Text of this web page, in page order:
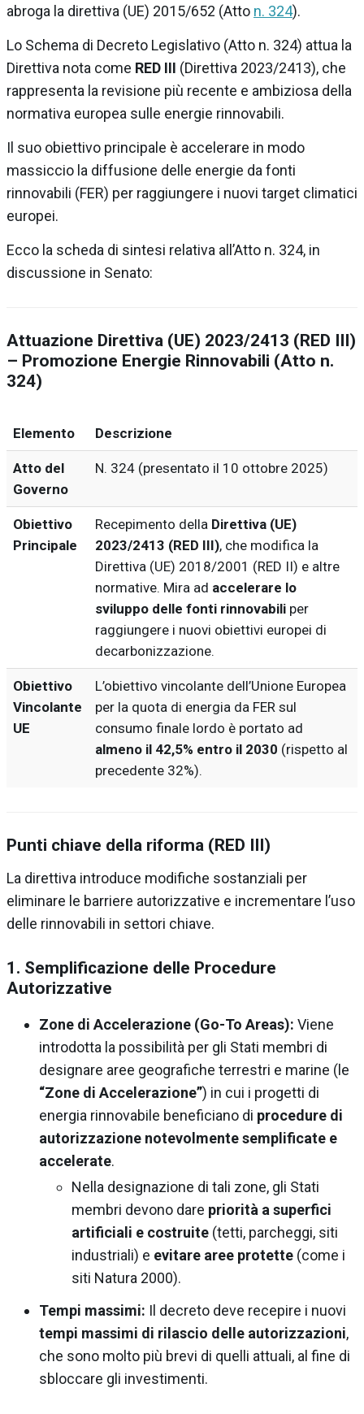
abroga la direttiva (UE) 2015/652 (Atto n. 324).
Lo Schema di Decreto Legislativo (Atto n. 324) attua la
Direttiva nota come RED III (Direttiva 2023/2413), che
rappresenta la revisione più recente e ambiziosa della
normativa europea sulle energie rinnovabili.
Il suo obiettivo principale è accelerare in modo
massiccio la diffusione delle energie da fonti
rinnovabili (FER) per raggiungere i nuovi target climatici
europei.
Ecco la scheda di sintesi relativa all’Atto n. 324, in
discussione in Senato:
Attuazione Direttiva (UE) 2023/2413 (RED III)
– Promozione Energie Rinnovabili (Atto n.
324)
Elemento Descrizione
Atto del
Governo
N. 324 (presentato il 10 ottobre 2025)
Obiettivo
Principale
Recepimento della Direttiva (UE)
2023/2413 (RED III), che modifica la
Direttiva (UE) 2018/2001 (RED II) e altre
normative. Mira ad accelerare lo
sviluppo delle fonti rinnovabili per
raggiungere i nuovi obiettivi europei di
decarbonizzazione.
Obiettivo
Vincolante
UE
L’obiettivo vincolante dell’Unione Europea
per la quota di energia da FER sul
consumo finale lordo è portato ad
almeno il 42,5% entro il 2030 (rispetto al
precedente 32%).
Punti chiave della riforma (RED III)
La direttiva introduce modifiche sostanziali per
eliminare le barriere autorizzative e incrementare l’uso
delle rinnovabili in settori chiave.
1. Semplificazione delle Procedure
Autorizzative
Zone di Accelerazione (Go-To Areas): Viene
introdotta la possibilità per gli Stati membri di
designare aree geografiche terrestri e marine (le
“Zone di Accelerazione”) in cui i progetti di
energia rinnovabile beneficiano di procedure di
autorizzazione notevolmente semplificate e
accelerate.
Nella designazione di tali zone, gli Stati
membri devono dare priorità a superfici
artificiali e costruite (tetti, parcheggi, siti
industriali) e evitare aree protette (come i
siti Natura 2000).
Tempi massimi: Il decreto deve recepire i nuovi
tempi massimi di rilascio delle autorizzazioni,
che sono molto più brevi di quelli attuali, al fine di
sbloccare gli investimenti.